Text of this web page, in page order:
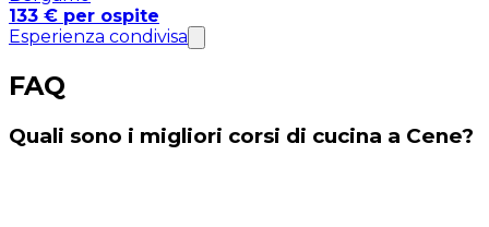
133 € per ospite
Esperienza condivisa
FAQ
Quali sono i migliori corsi di cucina a Cene?